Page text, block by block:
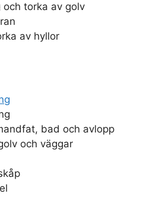
och torka av golv
av hyllor
bad och avlopp
och väggar